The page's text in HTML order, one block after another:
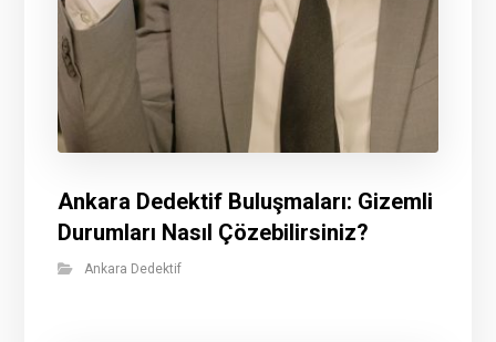
Ankara Dedektif Buluşmaları: Gizemli
Durumları Nasıl Çözebilirsiniz?
Ankara Dedektif